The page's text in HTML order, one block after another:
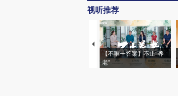
视听推荐
【不唯一答案】不止“养
老”